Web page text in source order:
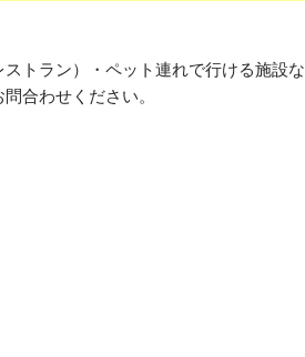
トラン）・ペット連れで行ける施設な
合わせください。